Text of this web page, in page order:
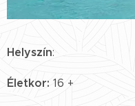
Helyszín:
Életkor: 16 +